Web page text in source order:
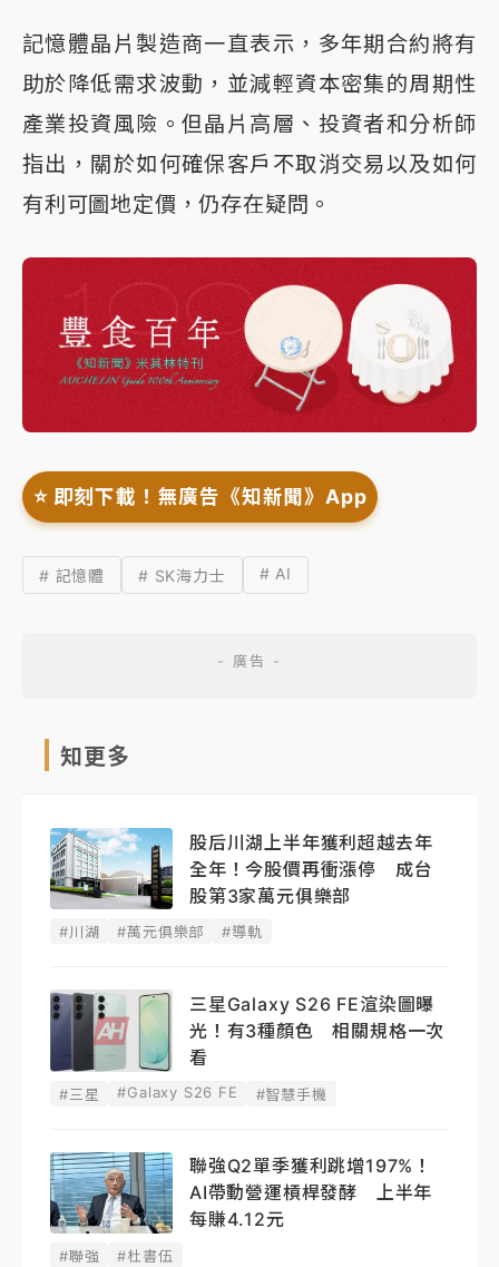
記憶體晶片製造商一直表示，多年期合約將有
助於降低需求波動，並減輕資本密集的周期性
產業投資風險。但晶片高層、投資者和分析師
指出，關於如何確保客戶不取消交易以及如何
有利可圖地定價，仍存在疑問。
⭐️ 即刻下載！無廣告《知新聞》App
# 記憶體 # SK海力士 # AI
知更多
股后川湖上半年獲利超越去年
全年！今股價再衝漲停 成台
股第3家萬元俱樂部
#川湖 #萬元俱樂部 #導軌
三星Galaxy S26 FE渲染圖曝
光！有3種顏色 相關規格一次
看
#三星 #Galaxy S26 FE #智慧手機
聯強Q2單季獲利跳增197%！
AI帶動營運槓桿發酵 上半年
每賺4.12元
#聯強 #杜書伍